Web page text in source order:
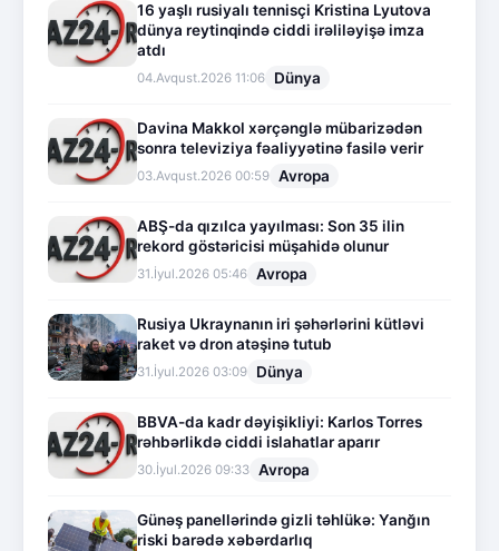
16 yaşlı rusiyalı tennisçi Kristina Lyutova
dünya reytinqində ciddi irəliləyişə imza
atdı
04.Avqust.2026 11:06 Dünya
Davina Makkol xərçənglə mübarizədən
sonra televiziya fəaliyyətinə fasilə verir
03.Avqust.2026 00:59 Avropa
ABŞ-da qızılca yayılması: Son 35 ilin
rekord göstəricisi müşahidə olunur
31.İyul.2026 05:46 Avropa
Rusiya Ukraynanın iri şəhərlərini kütləvi
raket və dron atəşinə tutub
31.İyul.2026 03:09 Dünya
BBVA-da kadr dəyişikliyi: Karlos Torres
rəhbərlikdə ciddi islahatlar aparır
30.İyul.2026 09:33 Avropa
Günəş panellərində gizli təhlükə: Yanğın
riski barədə xəbərdarlıq